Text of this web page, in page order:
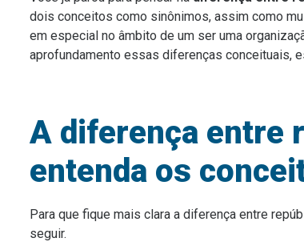
dois conceitos como sinônimos, assim como
em especial no âmbito de um ser uma
aprofundamento essas diferenças conceituais,
A diferença entre
entenda os
Para que fique mais clara a diferença entre
seguir.